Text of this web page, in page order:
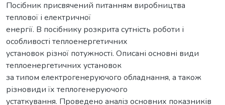
Посібник присвячений питанням виробництва
теплової і електричної
енергії. В посібнику розкрита сутність роботи і
особливості теплоенергетичних
установок різної потужності. Описані основні види
теплоенергетичних установок
за типом електрогенеруючого обладнання, а також
різновиди їх теплогенеруючого
устаткування. Проведено аналіз основних показників